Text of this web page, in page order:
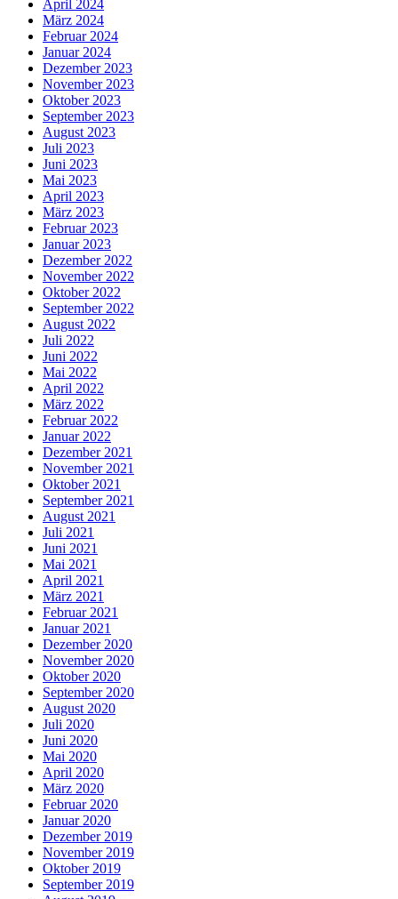
April 2024
März 2024
Februar 2024
Januar 2024
Dezember 2023
November 2023
Oktober 2023
September 2023
August 2023
Juli 2023
Juni 2023
Mai 2023
April 2023
März 2023
Februar 2023
Januar 2023
Dezember 2022
November 2022
Oktober 2022
September 2022
August 2022
Juli 2022
Juni 2022
Mai 2022
April 2022
März 2022
Februar 2022
Januar 2022
Dezember 2021
November 2021
Oktober 2021
September 2021
August 2021
Juli 2021
Juni 2021
Mai 2021
April 2021
März 2021
Februar 2021
Januar 2021
Dezember 2020
November 2020
Oktober 2020
September 2020
August 2020
Juli 2020
Juni 2020
Mai 2020
April 2020
März 2020
Februar 2020
Januar 2020
Dezember 2019
November 2019
Oktober 2019
September 2019